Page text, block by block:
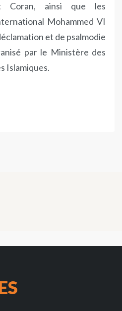
Coran, ainsi que les
Mohammed VI
et de psalmodie
par le Ministère des
Islamiques.